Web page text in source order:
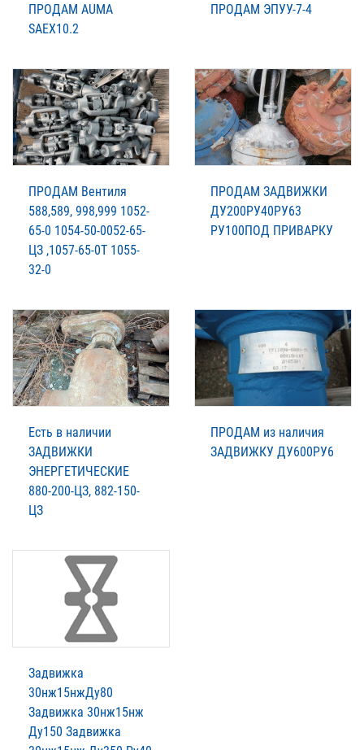
ПРОДАМ AUMA
SAEX10.2
ПРОДАМ ЭПУУ-7-4
ПРОДАМ Вентиля
588,589, 998,999 1052-
65-0 1054-50-0052-65-
ЦЗ ,1057-65-0Т 1055-
32-0
ПРОДАМ ЗАДВИЖКИ
ДУ200РУ40РУ63
РУ100ПОД ПРИВАРКУ
Есть в наличии
ЗАДВИЖКИ
ЭНЕРГЕТИЧЕСКИЕ
880-200-ЦЗ, 882-150-
ЦЗ
ПРОДАМ из наличия
ЗАДВИЖКУ ДУ600РУ6
Задвижка
30нж15нжДу80
Задвижка 30нж15нж
Ду150 Задвижка